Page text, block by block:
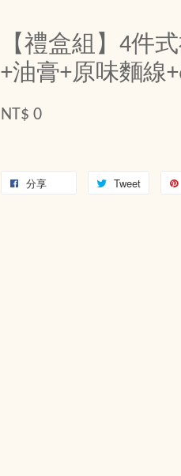
【禮盒組】4件
+油膏+原味麵線
NT$ 0
分享 Tweet